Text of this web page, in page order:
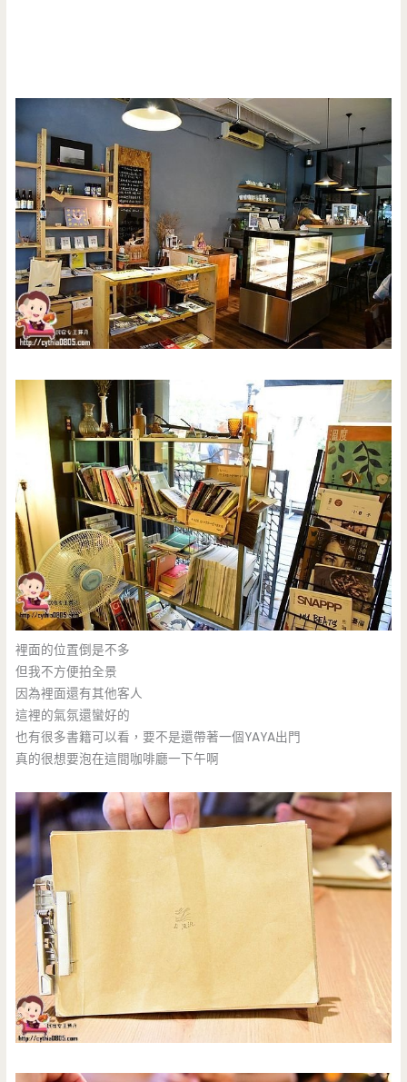
裡面的位置倒是不多
但我不方便拍全景
因為裡面還有其他客人
這裡的氣氛還蠻好的
也有很多書籍可以看，要不是還帶著一個YAYA出門
真的很想要泡在這間咖啡廳一下午啊